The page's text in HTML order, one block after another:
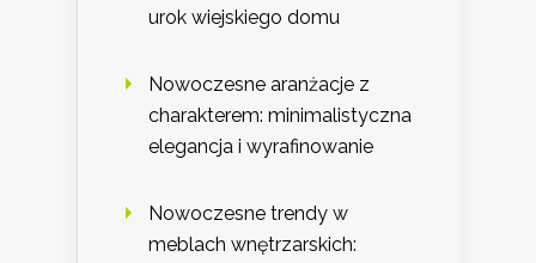
urok wiejskiego domu
Nowoczesne aranżacje z
charakterem: minimalistyczna
elegancja i wyrafinowanie
Nowoczesne trendy w
meblach wnętrzarskich: